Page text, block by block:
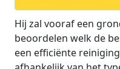
Hij zal vooraf een
beoordelen welk de
een efficiënte